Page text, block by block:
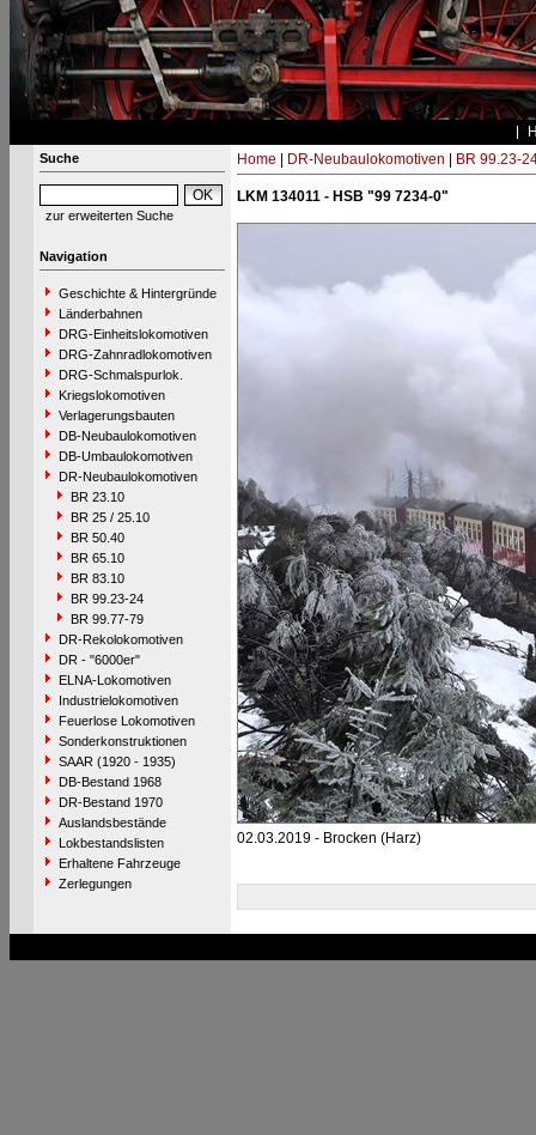
Suche
zur erweiterten Suche
Navigation
Geschichte & Hintergründe
Länderbahnen
DRG-Einheitslokomotiven
DRG-Zahnradlokomotiven
DRG-Schmalspurlok.
Kriegslokomotiven
Verlagerungsbauten
DB-Neubaulokomotiven
DB-Umbaulokomotiven
DR-Neubaulokomotiven
BR 23.10
BR 25 / 25.10
BR 50.40
BR 65.10
BR 83.10
BR 99.23-24
BR 99.77-79
DR-Rekolokomotiven
DR - "6000er"
ELNA-Lokomotiven
Industrielokomotiven
Feuerlose Lokomotiven
Sonderkonstruktionen
SAAR (1920 - 1935)
DB-Bestand 1968
DR-Bestand 1970
Auslandsbestände
Lokbestandslisten
Erhaltene Fahrzeuge
Zerlegungen
Home DR-Neubaulokomotiven BR 99.23-
LKM 134011 - HSB "99 7234-0"
02.03.2019 - Brocken (Harz)